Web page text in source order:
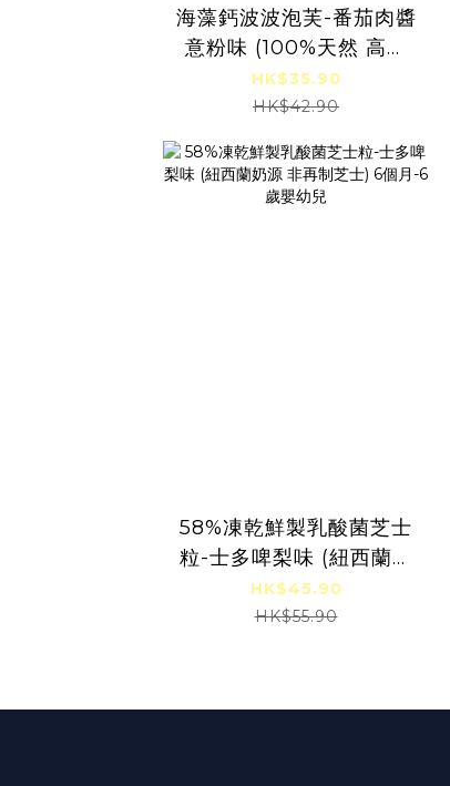
海藻鈣波波泡芙-番茄肉醬
意粉味 (100%天然 高鈣
鐵質) 12個月-6歲嬰幼兒
HK$35.90
HK$42.90
58%凍乾鮮製乳酸菌芝士
粒-士多啤梨味 (紐西蘭奶
源 非再制芝士) 6個月-6歲
嬰幼兒
HK$45.90
HK$55.90